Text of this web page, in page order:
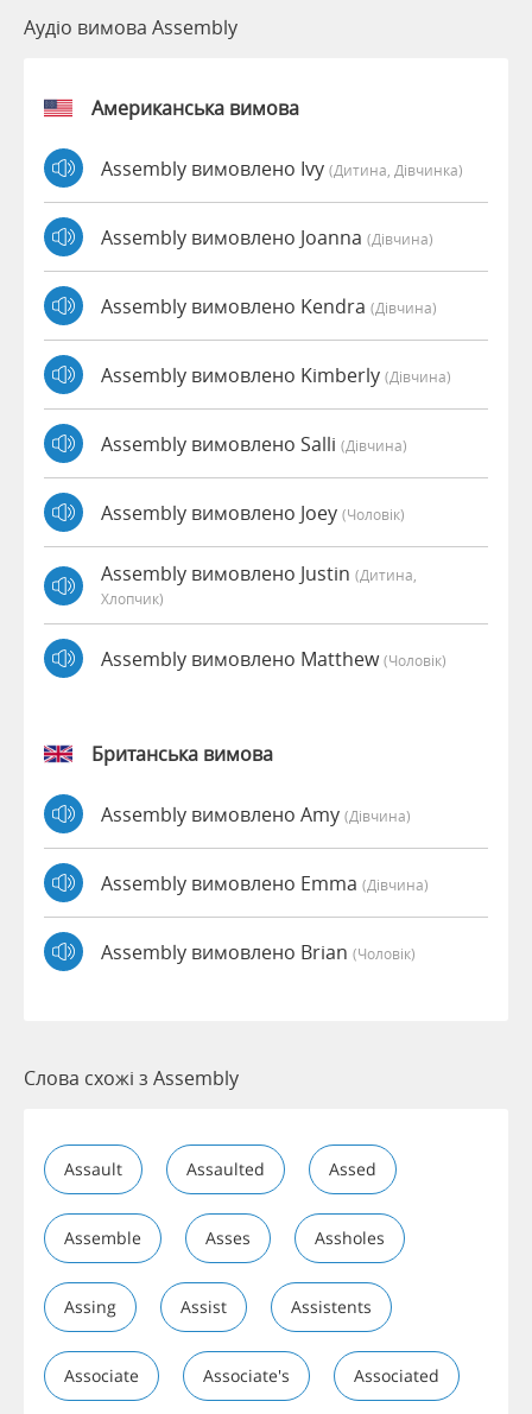
Аудіо вимова Assembly
Американська вимова
Assembly вимовлено Ivy (дитина, Дівчинка)
Assembly вимовлено Joanna (дівчина)
Assembly вимовлено Kendra (дівчина)
Assembly вимовлено Kimberly (дівчина)
Assembly вимовлено Salli (дівчина)
Assembly вимовлено Joey (чоловік)
Assembly вимовлено Justin (дитина,
Хлопчик)
Assembly вимовлено Matthew(чоловік)
Британська вимова
Assembly вимовлено Amy (дівчина)
Assembly вимовлено Emma (дівчина)
Assembly вимовлено Brian (чоловік)
Слова схожі з Assembly
Assault Assaulted Assed
Assemble Asses Assholes
Assing Assist Assistents
Associate Associate's Associated